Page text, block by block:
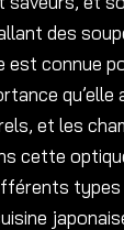
des
est connue
qu’elle
et les
cette
types